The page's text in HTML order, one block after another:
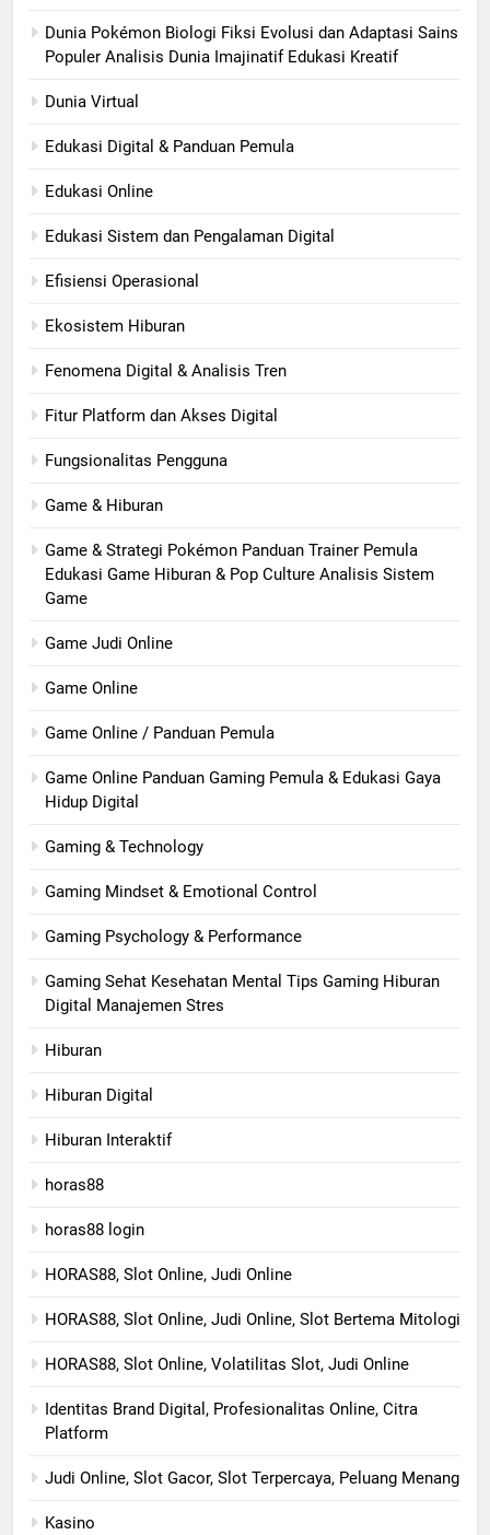
Dunia Pokémon Biologi Fiksi Evolusi dan Adaptasi Sains
Populer Analisis Dunia Imajinatif Edukasi Kreatif
Dunia Virtual
Edukasi Digital & Panduan Pemula
Edukasi Online
Edukasi Sistem dan Pengalaman Digital
Efisiensi Operasional
Ekosistem Hiburan
Fenomena Digital & Analisis Tren
Fitur Platform dan Akses Digital
Fungsionalitas Pengguna
Game & Hiburan
Game & Strategi Pokémon Panduan Trainer Pemula
Edukasi Game Hiburan & Pop Culture Analisis Sistem
Game
Game Judi Online
Game Online
Game Online / Panduan Pemula
Game Online Panduan Gaming Pemula & Edukasi Gaya
Hidup Digital
Gaming & Technology
Gaming Mindset & Emotional Control
Gaming Psychology & Performance
Gaming Sehat Kesehatan Mental Tips Gaming Hiburan
Digital Manajemen Stres
Hiburan
Hiburan Digital
Hiburan Interaktif
horas88
horas88 login
HORAS88, Slot Online, Judi Online
HORAS88, Slot Online, Judi Online, Slot Bertema Mitologi
HORAS88, Slot Online, Volatilitas Slot, Judi Online
Identitas Brand Digital, Profesionalitas Online, Citra
Platform
Judi Online, Slot Gacor, Slot Terpercaya, Peluang Menang
Kasino